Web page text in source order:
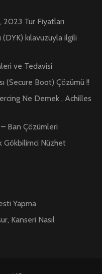
2023 Tur Fiyatları
kılavuzuyla ilgili
ve Tedavisi
(Secure Boot) Çözümü !!
Ne Demek , Achilles
Ban Çözümleri
Gökbilimci Nüzhet
Yapma
Kanseri Nasıl